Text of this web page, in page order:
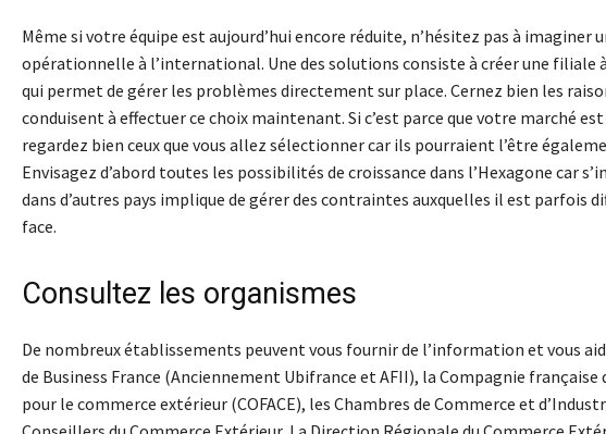
Même si votre équipe est aujourd’hui encore réduite, n’hésitez pas à imaginer
opérationnelle à l’international. Une des solutions consiste à créer une filiale
qui permet de gérer les problèmes directement sur place. Cernez bien les
conduisent à effectuer ce choix maintenant. Si c’est parce que votre marché
regardez bien ceux que vous allez sélectionner car ils pourraient l’être
Envisagez d’abord toutes les possibilités de croissance dans l’Hexagone car
dans d’autres pays implique de gérer des contraintes auxquelles il est parfois
face.
Consultez les organismes
De nombreux établissements peuvent vous fournir de l’information et vous
de Business France (Anciennement Ubifrance et AFII), la Compagnie française
pour le commerce extérieur (COFACE), les Chambres de Commerce et